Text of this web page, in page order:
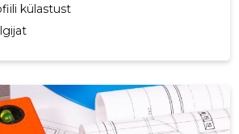
külastust